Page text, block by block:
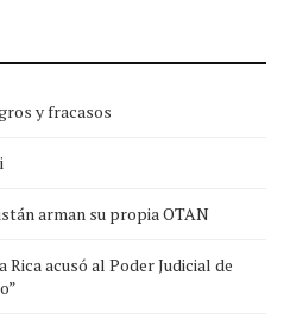
y fracasos
arman su propia OTAN
acusó al Poder Judicial de